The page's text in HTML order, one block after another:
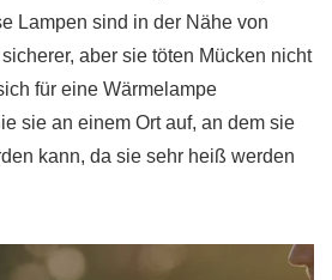
Lampen sind in der Nähe von
aber sie töten Mücken nicht
für eine Wärmelampe
sie an einem Ort auf, an dem sie
kann, da sie sehr heiß werden